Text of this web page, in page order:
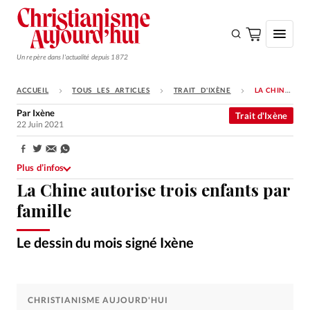
Un repère dans l'actualité depuis 1872
S'ABONNER
Monde
Eglises
Opinions
Tous les articles
Faire un don
Emploi
ACCUEIL TOUS LES ARTICLES TRAIT D'IXÈNE LA CHINE AUTORISE TROIS ENFANTS PAR FAMILLE
La Chine autorise trois enfants par
famille
Le dessin du mois signé Ixène
Trait d'Ixène
Par Ixène
22 Juin 2021
Partager:
Plus d’infos
CHRISTIANISME AUJOURD'HUI